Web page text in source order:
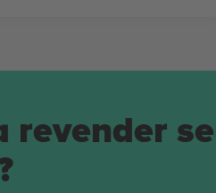
revender